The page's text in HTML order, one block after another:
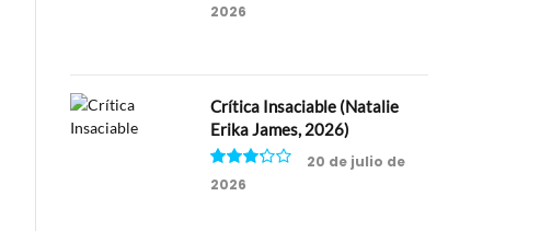
8
2026
Crítica Insaciable (Natalie
Erika James, 2026)
6.5
20 de julio de
2026